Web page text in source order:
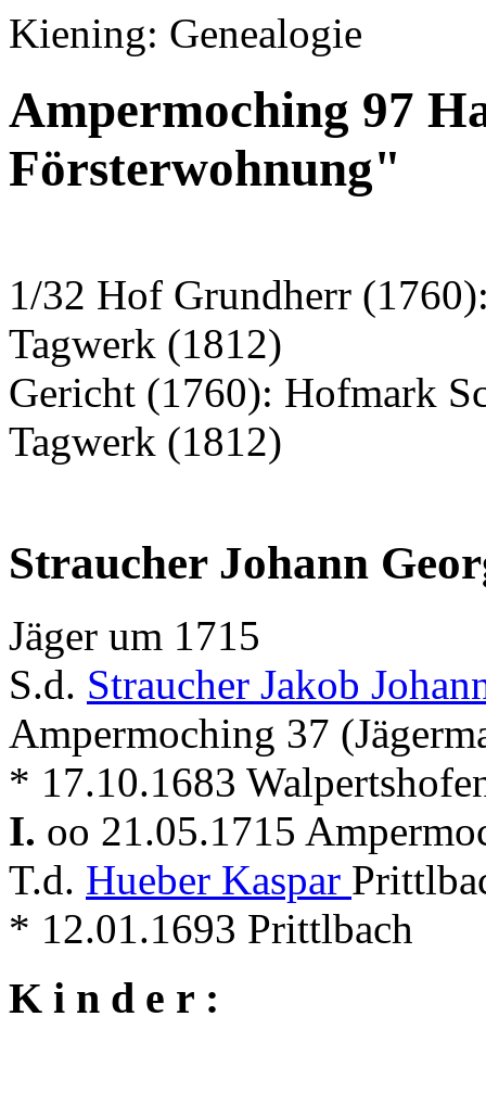
Kiening: Genealogie
Ampermoching 97
Försterwohnung"
1/32 Hof Grundherr
Tagwerk (1812)
Gericht (1760): Hofmark
Tagwerk (1812)
Straucher Johann
Jäger um 1715
S.d. Straucher Jakob
Ampermoching 37
* 17.10.1683
I. oo 21.05.1715
T.d. Hueber Kaspar
* 12.01.1693 Prittlbach
K i n d e r :